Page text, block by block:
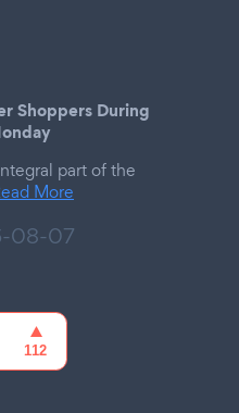
Shoppers During
part of the
More
08-07